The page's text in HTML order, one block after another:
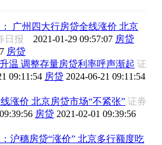
广州四大行房贷全线涨价 北京
日报 2021-01-29 09:57:07 房贷
房贷
温 调整存量房贷利率呼声渐起 证
09:11:54 房贷 2024-06-21 09:11:54
涨价 北京房贷市场“不紧张” 证券
房贷 2021-02-01 09:39:56
沪穗房贷“涨价” 北京多行额度吃